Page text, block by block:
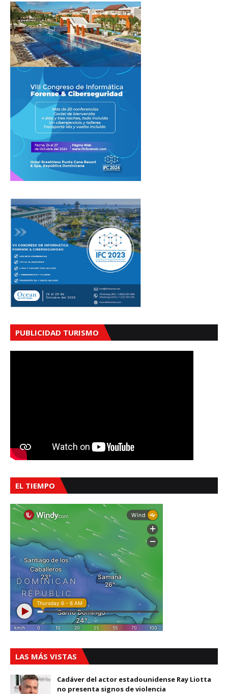
PUBLICIDAD TURISMO
EL TIEMPO
LAS MÁS VISTAS
Cadáver del actor estadounidense Ray Liotta
no presenta signos de violencia